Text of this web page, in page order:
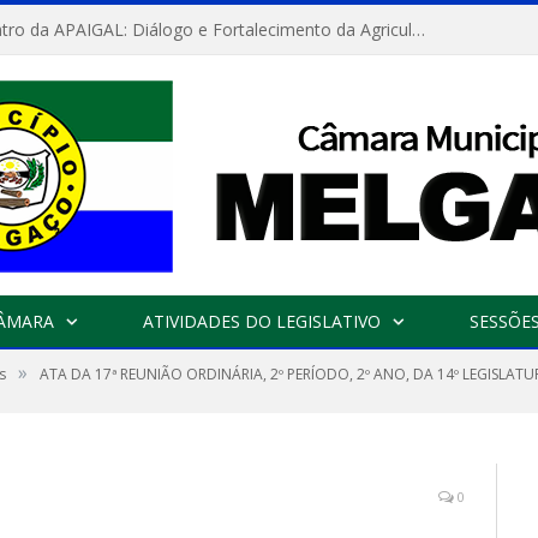
Convite: Encontro da APAIGAL: Diálogo e Fortalecimento da Agricultura Familiar
ATIVIDADES DO LEGISLATIVO SESSÕES
» ATA DA 17ª REUNIÃO ORDINÁRIA, 2º PERÍODO, 2º ANO, DA 14º
0